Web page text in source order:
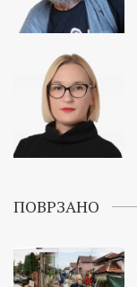
ПОВРЗАНО